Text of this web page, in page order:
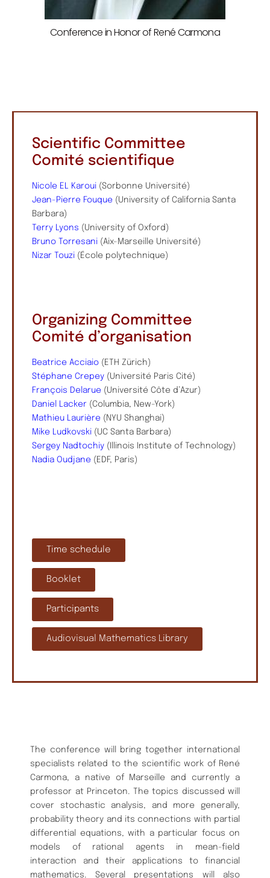
Conference in Honor of René Carmona
Scientific Committee
Comité scientifique
Nicole EL Karoui (Sorbonne Université)
Jean-Pierre Fouque (University of California Santa
Barbara)
Terry Lyons (University of Oxford)
Bruno Torresani (Aix-Marseille Université)
Nizar Touzi (École polytechnique)
Organizing Committee
Comité d’organisation
Beatrice Acciaio (ETH Zürich)
Stéphane Crepey (Université Paris Cité)
François Delarue (Université Côte d’Azur)
Daniel Lacker (Columbia, New-York)
Mathieu Laurière (NYU Shanghai)
Mike Ludkovski (UC Santa Barbara)
Sergey Nadtochiy (Illinois Institute of Technology)
Nadia Oudjane (EDF, Paris)
Time schedule
Booklet
Participants
Audiovisual Mathematics Library
The conference will bring together international
specialists related to the scientific work of René
Carmona, a native of Marseille and currently a
professor at Princeton. The topics discussed will
cover stochastic analysis, and more generally,
probability theory and its connections with partial
differential equations, with a particular focus on
models of rational agents in mean-field
interaction and their applications to financial
mathematics. Several presentations will also